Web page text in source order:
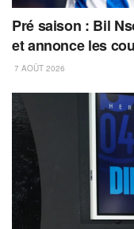
Pré saison : Bil
et annonce les
7 AOÛT 2026